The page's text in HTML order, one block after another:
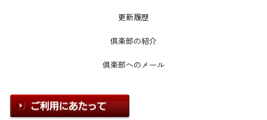
更新履歴
倶楽部の紹介
倶楽部へのメール